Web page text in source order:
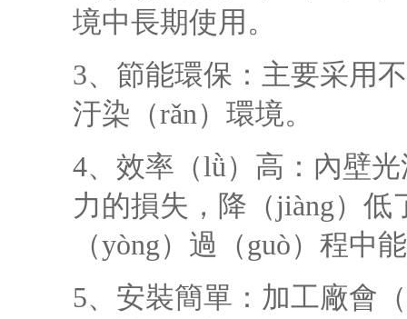
境中長期使用。
3、節能環保：主要采用
汙染（rǎn）環境。
4、效率（lǜ）高：內壁
力的損失，降（jiàng）
（yòng）過（guò）程中
5、安裝簡單：加工廠會